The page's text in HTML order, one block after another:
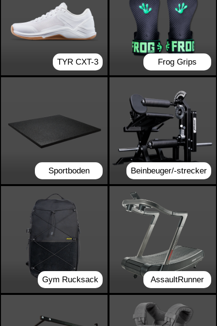
TYR CXT-3 Frog Grips
Sportboden Beinbeuger/-strecker
Gym Rucksack AssaultRunner